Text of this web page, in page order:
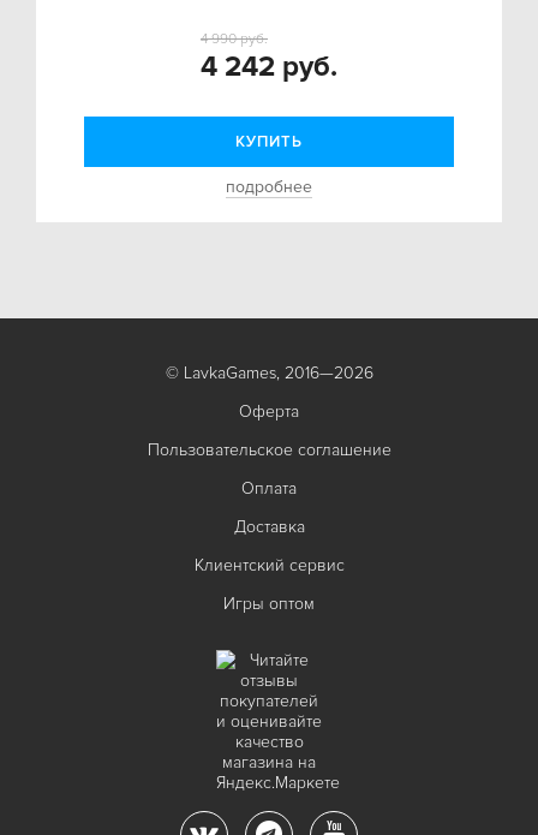
4 242 руб.
4 990 руб.
КУПИТЬ
подробнее
© LavkaGames, 2016—2026
Оферта
Пользовательское соглашение
Оплата
Доставка
Клиентский сервис
Игры оптом